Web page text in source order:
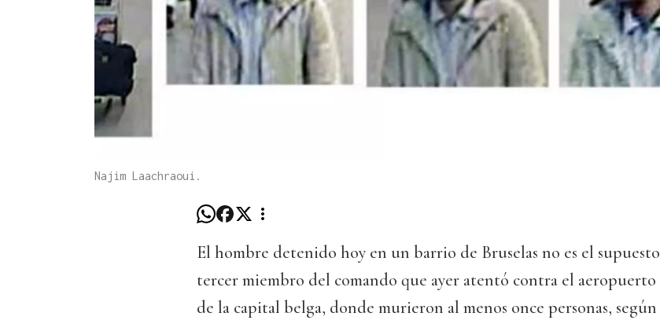
Najim Laachraoui.
El hombre detenido hoy en un barrio de Bruselas no es el supuesto
tercer miembro del comando que ayer atentó contra el aeropuerto
de la capital belga, donde murieron al menos once personas, según